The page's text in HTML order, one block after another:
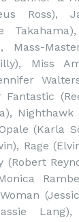
Ross),
Mass-
Miss
Nighthawk
(Karla
Rage
(Robert